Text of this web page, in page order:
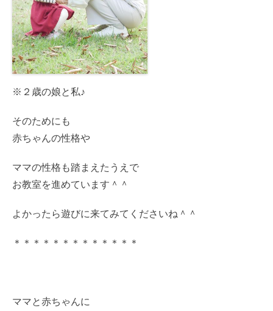
※２歳の娘と私♪
そのためにも
赤ちゃんの性格や
ママの性格も踏まえたうえで
お教室を進めています＾＾
よかったら遊びに来てみてくださいね＾＾
＊＊＊＊＊＊＊＊＊＊＊＊＊
ママと赤ちゃんに